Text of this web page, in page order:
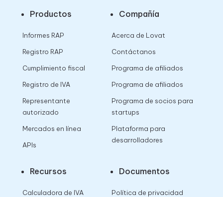
Productos
Informes RAP
Registro RAP
Cumplimiento fiscal
Registro de IVA
Representante
autorizado
Mercados en línea
APIs
Compañía
Acerca de Lovat
Contáctanos
Programa de afiliados
Programa de afiliados
Programa de socios para
startups
Plataforma para
desarrolladores
Recursos
Calculadora de IVA
Documentos
Política de privacidad